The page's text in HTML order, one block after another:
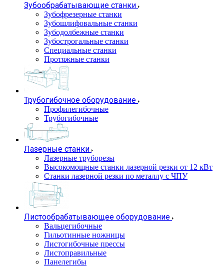
Зубообрабатывающие станки
Зубофрезерные станки
Зубошлифовальные станки
Зубодолбежные станки
Зубострогальные станки
Специальные станки
Протяжные станки
Трубогибочное оборудование
Профилегибочные
Трубогибочные
Лазерные станки
Лазерные труборезы
Высокомощные станки лазерной резки от 12 кВт
Станки лазерной резки по металлу с ЧПУ
Листообрабатывающее оборудование
Вальцегибочные
Гильотинные ножницы
Листогибочные прессы
Листоправильные
Панелегибы